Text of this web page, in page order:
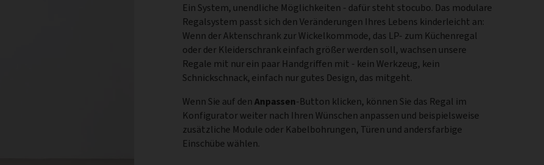
Ein System, unendliche Möglichkeiten - dafür steht stocubo. Das modulare
Regalsystem passt sich den Veränderungen Ihres Lebens kinderleicht an:
Wenn der Aktenschrank zur Wickelkommode, das LP- zum Küchenregal
oder der Kleiderschrank einfach größer werden soll, wachsen unsere
Regale mit nur ein paar Handgriffen mit - kein Werkzeug, kein
Schnickschnack, einfach nur gutes Design, das mitgeht.
Wenn Sie auf denAnpassen-Button klicken, können Sie das Regal im
Konfigurator weiter nach Ihren Wünschen anpassen und beispielsweise
zusätzliche Module oder Kabelbohrungen, Türen und andersfarbige
Einschübe wählen.